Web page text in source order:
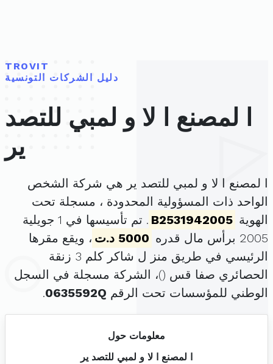
TROVIT
دليل الشركات التونسية
ا لمصنع ا لا و لمبي للتصد
ير
ا لمصنع ا لا و لمبي للتصد ير هي شركة الشخص
الواحد ذات المسؤولية المحدودة ، مسجلة تحت
الهوية B2531942005
. تم تأسيسها في 1 جويلية
2005 برأس مال قدره
5000 د.ت
، ويقع مقرها
الرئيسي في طريق منز ل شاكر كلم 3 زنقة
الحصائري صفا قس ()، الشركة مسجلة في السجل
الوطني للمؤسسات تحت الرقم 0635592Q
.
معلومات حول
ا لمصنع ا لا و لمبي للتصد ير